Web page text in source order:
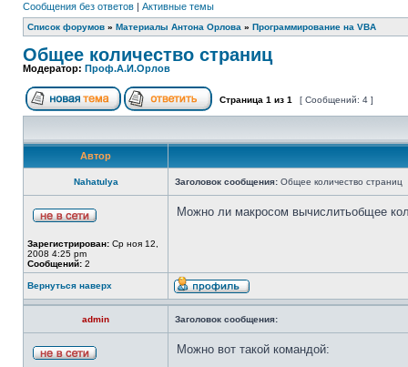
Сообщения без ответов | Активные темы
Список форумов » Материалы Антона Орлова » Программирование на VBA
Общее количество страниц
Модератор: Проф.А.И.Орлов
Страница 1 из 1 [ Сообщений: 4 ]
Автор
Nahatulya Заголовок сообщения: Общее количество страниц
Зарегистрирован: Ср ноя 12,
2008 4:25 pm
Сообщений: 2
Можно ли макросом вычислитьобщее
Вернуться наверх
admin Заголовок сообщения:
Можно вот такой командой: